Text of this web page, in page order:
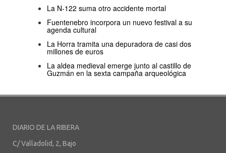
La N-122 suma otro accidente mortal
Fuentenebro incorpora un nuevo festival a su
agenda cultural
La Horra tramita una depuradora de casi dos
millones de euros
La aldea medieval emerge junto al castillo de
Guzmán en la sexta campaña arqueológica
DIARIO DE LA RIBERA
C/ Valladolid, 2, Bajo